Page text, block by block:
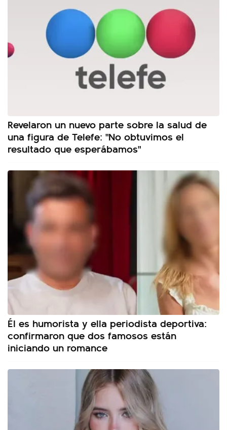
Revelaron un nuevo parte sobre la salud de
una figura de Telefe: "No obtuvimos el
resultado que esperábamos"
Él es humorista y ella periodista deportiva:
confirmaron que dos famosos están
iniciando un romance